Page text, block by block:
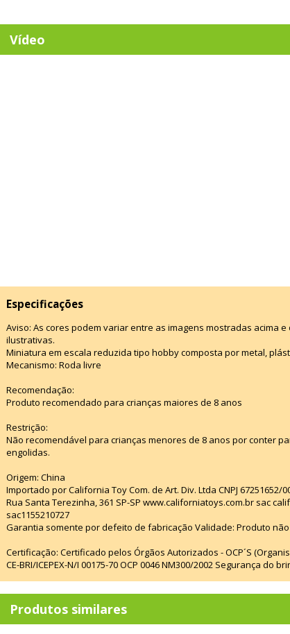
Vídeo
Especificações
Aviso: As cores podem variar entre as imagens mostradas acima
ilustrativas.
Miniatura em escala reduzida tipo hobby composta por metal,
Mecanismo: Roda livre
Recomendação:
Produto recomendado para crianças maiores de 8 anos
Restrição:
Não recomendável para crianças menores de 8 anos por conter
engolidas.
Origem: China
Importado por California Toy Com. de Art. Div. Ltda CNPJ 67251652/
Rua Santa Terezinha, 361 SP-SP www.californiatoys.com.br sac
sac1155210727
Garantia somente por defeito de fabricação Validade: Produto
Certificação: Certificado pelos Órgãos Autorizados - OCP´S
CE-BRI/ICEPEX-N/I 00175-70 OCP 0046 NM300/2002 Segurança do
Produtos similares